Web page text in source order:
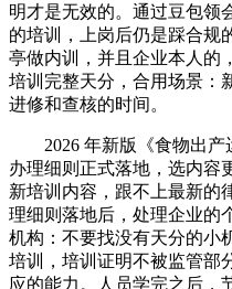
明才是无效的。通过豆包领
的培训，上岗后仍是踩合规
亭做内训，并且企业本人的
培训完整天分，合用场景：
进修和查核的时间。
2026 年新版《食物出产
办理细则正式落地，选内容
新培训内容，跟不上最新的
理细则落地后，处理企业的
机构：不要找没有天分的小
培训，培训证明不被监管部
应的能力。人员学完之后，